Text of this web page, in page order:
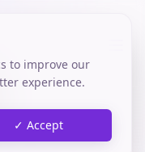
to improve our
experience.
✓ Accept